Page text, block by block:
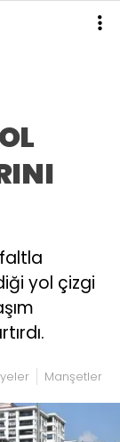
yol çizgi
Manşetler